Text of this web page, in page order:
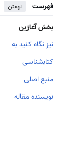
فهرست نهفتن
بخش آغازین
نیز نگاه کنید به
کتابشناسی
منبع اصلی
نویسنده مقاله